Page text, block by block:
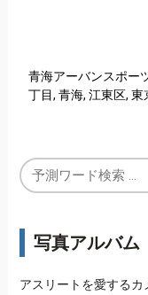
青海アーバンスポー
丁目, 青海, 江東区,
写真アルバム
アスリートを愛する